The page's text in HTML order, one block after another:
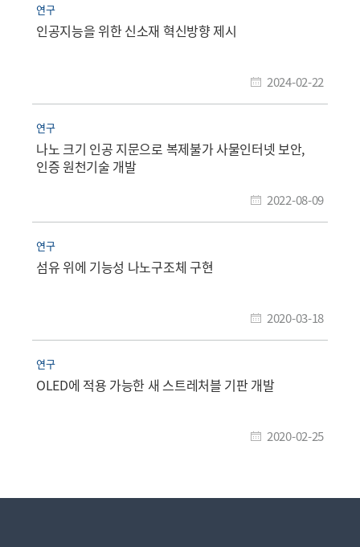
연구
인공지능을 위한 신소재 혁신방향 제시
2024-02-22
연구
나노 크기 인공 지문으로 복제불가 사물인터넷 보안,
인증 원천기술 개발
2022-08-09
연구
섬유 위에 기능성 나노구조체 구현
2020-03-18
연구
OLED에 적용 가능한 새 스트레처블 기판 개발
2020-02-25